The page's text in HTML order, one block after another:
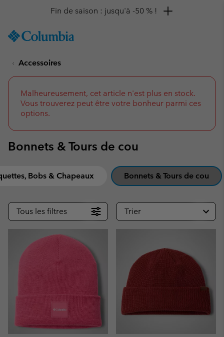
TO
SKIP
NAV
SKIP
TO
SEARCH
Remise de 10 % à saisir
Accessoires
Malheureusement, cet article n'est plus en stock.
Vous trouverez peut être votre bonheur parmi ces
options.
Bonnets & Tours de cou
Bobs & Chapeaux Bonnets & Tours de cou
Tous les filtres Trier